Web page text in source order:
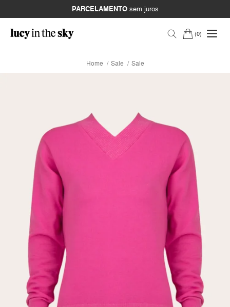
PARCELAMENTOsem juros
0
Home Sale Sale